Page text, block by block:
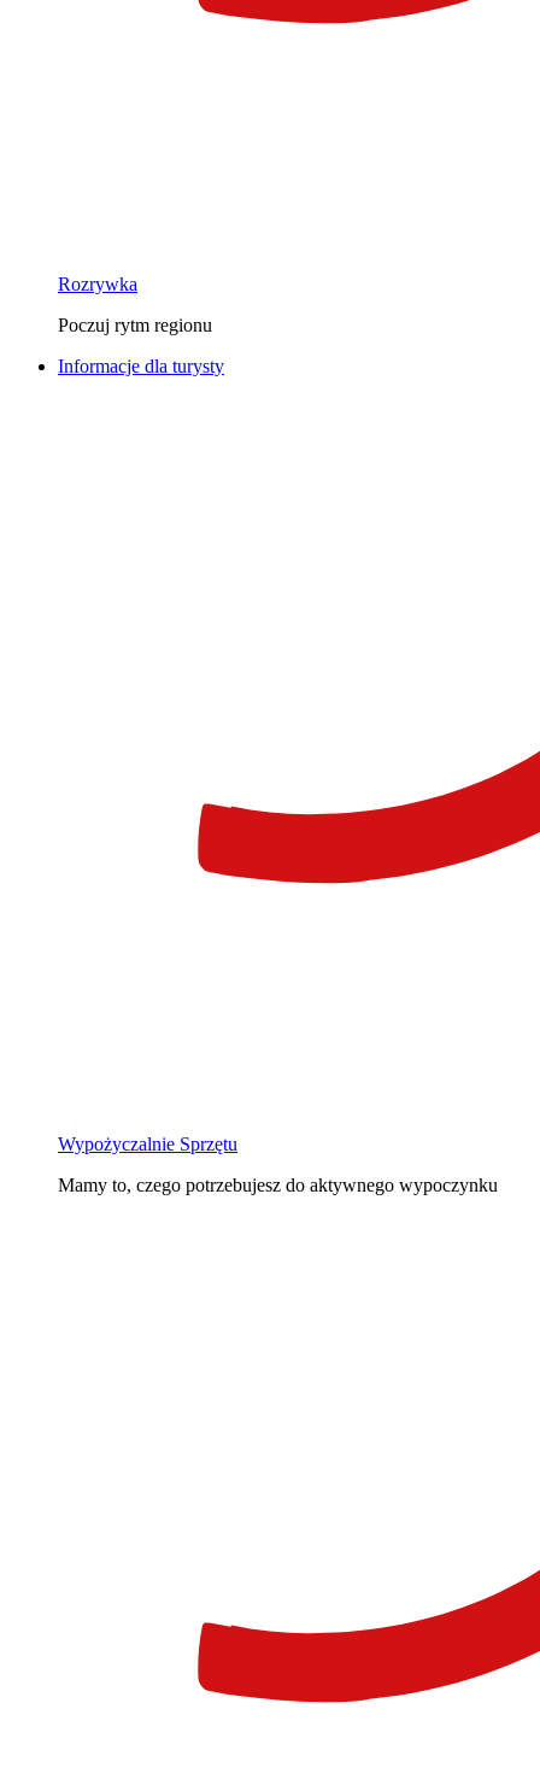
Rozrywka
Poczuj rytm regionu
Informacje dla turysty
Wypożyczalnie Sprzętu
Mamy to, czego potrzebujesz do aktywnego wypoczynku